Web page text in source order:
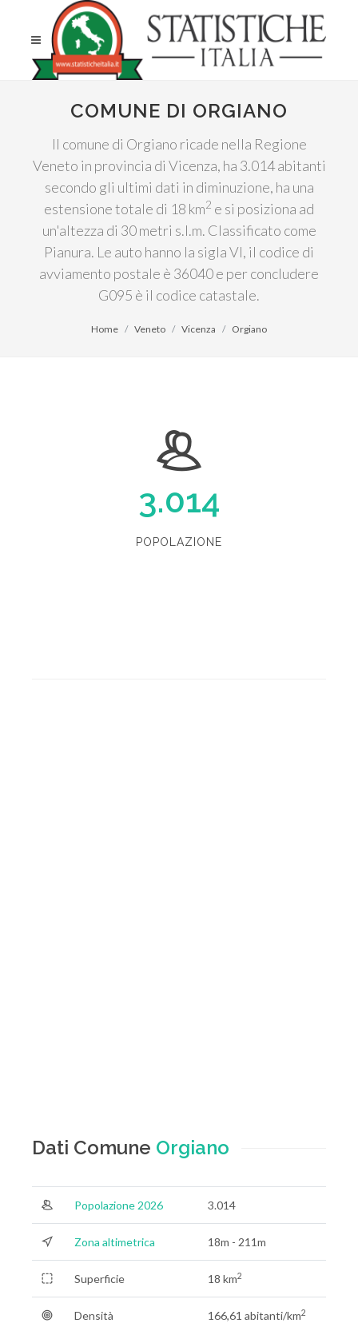
COMUNE DI ORGIANO
Il comune di Orgiano ricade nella Regione
Veneto in provincia di Vicenza, ha 3.014 abitanti
secondo gli ultimi dati in diminuzione, ha una
estensione totale di 18 km2 e si posiziona ad
un'altezza di 30 metri s.l.m. Classificato come
Pianura. Le auto hanno la sigla VI, il codice di
avviamento postale è 36040 e per concludere
G095 è il codice catastale.
Home Veneto Vicenza Orgiano
3.014
POPOLAZIONE
Dati Comune Orgiano
Popolazione 2026 3.014
Zona altimetrica 18m - 211m
Superficie 18 km2
Densità 166,61 abitanti/km2